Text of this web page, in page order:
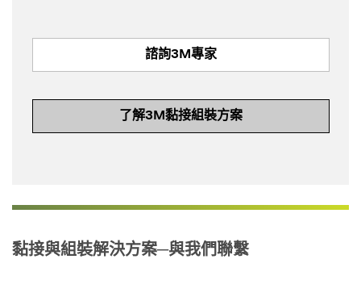
諮詢3M專家
了解3M黏接組裝方案
黏接與組裝解決方案─與我們聯繫